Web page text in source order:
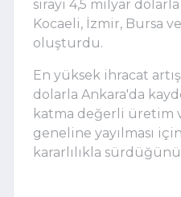
sırayı 4,5 milyar
Kocaeli, İzmir, Bursa
oluşturdu.
En yüksek ihracat
dolarla Ankara'da
katma değerli üretim
geneline yayılması
kararlılıkla